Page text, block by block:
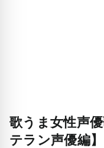
歌うま女性声
テラン声優編】